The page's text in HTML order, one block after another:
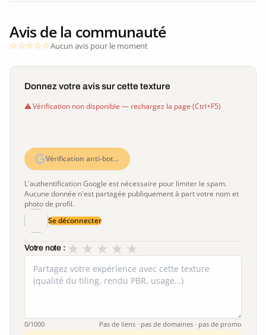
Avis de la communauté
Aucun avis pour le moment
Donnez votre avis sur cette texture
Vérification non disponible — rechargez la page (Ctrl+F5)
Vérification anti-bot…
L'authentification Google est nécessaire pour limiter le spam.
Aucune donnée n'est partagée publiquement à part votre nom et
photo de profil.
Se déconnecter
Votre note : ★
★
★
★
★
0/1000 Pas de liens · pas de domaines · pas de promo